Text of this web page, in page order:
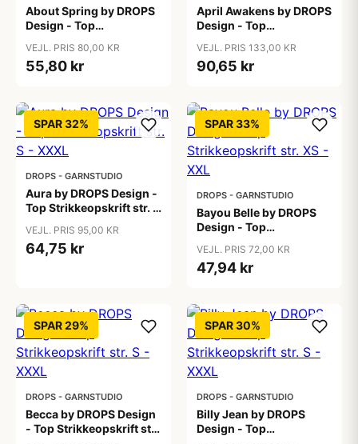
About Spring by DROPS
Design - Top
XXL
VEJL. PRIS 80,00 KR
55,80 kr
April Awakens by DROPS
Design - Top
XXXL
VEJL. PRIS 133,00 KR
90,65 kr
SPAR 32%
DROPS - GARNSTUDIO
Aura by DROPS Design -
Top Strikkeopskrift str. S
VEJL. PRIS 95,00 KR
64,75 kr
SPAR 33%
DROPS - GARNSTUDIO
Bayou Belle by DROPS
Design - Top
XXL
VEJL. PRIS 72,00 KR
47,94 kr
SPAR 29%
DROPS - GARNSTUDIO
Becca by DROPS Design
- Top Strikkeopskrift str.
SPAR 30%
DROPS - GARNSTUDIO
Billy Jean by DROPS
Design - Top